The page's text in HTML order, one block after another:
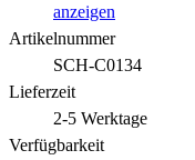
anzeigen
Artikelnummer
SCH-C0134
Lieferzeit
2-5 Werktage
Verfügbarkeit